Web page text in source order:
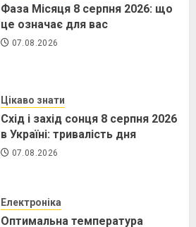
Фаза Місяця 8 серпня 2026: що
це означає для вас
07.08.2026
Цікаво знати
Схід і захід сонця 8 серпня 2026
в Україні: тривалість дня
07.08.2026
Електроніка
Оптимальна температура